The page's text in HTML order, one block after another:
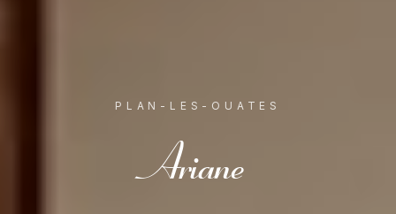
PLAN-LES-OUATES
Ariane